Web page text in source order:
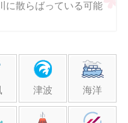
に散らばっている可能
津波 海洋